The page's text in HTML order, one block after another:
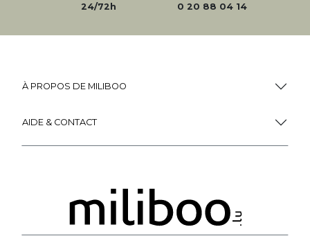
24/72h
0 20 88 04 14
À PROPOS DE MILIBOO
AIDE & CONTACT